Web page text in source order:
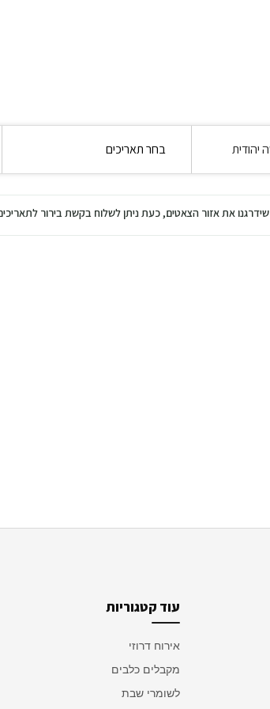
בחר תאריכים
שידרגנו את אזור הצאטים, כעת ניתן לשלוח בקשת בירור
עוד קטגוריות
אירוח דרוזי
מקבלים כלבים
לשומרי שבת